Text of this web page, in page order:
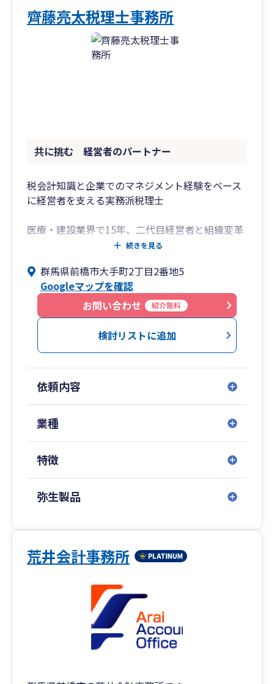
齊藤亮太税理士事務所
共に挑む 経営者のパートナー
税会計知識と企業でのマネジメント経験をベース
に経営者を支える実務派税理士
医療・建設業界で15年、二代目経営者と組織変革
に挑んできた経験を持つ実務派税理士です。
のは、過去の数字ではなく「未来を予測し、次の
一手を打つための数字」です。
会社が抱えるあらゆる課題に対して、執行役員・
部長の視点と持ち前のフットワークで、経営者の
孤独な決断を支え、挑戦を後押しするパートナー
として共に歩みます。
続きを見る
群馬県前橋市大手町2丁目2番地5
Googleマップを確認
お問い合わせ
紹介無料
検討リストに追加
依頼内容
業種
特徴
弥生製品
荒井会計事務所